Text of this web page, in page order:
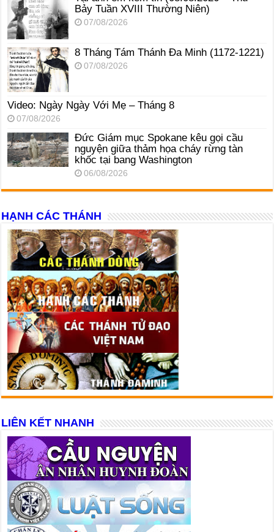
Bảy Tuần XVIII Thường Niên)
07/08/2026
8 Tháng Tám Thánh Ða Minh (1172-1221)
07/08/2026
Video: Ngày Ngày Với Mẹ – Tháng 8
07/08/2026
Đức Giám mục Spokane kêu gọi cầu
nguyện giữa thảm họa cháy rừng tàn
khốc tại bang Washington
06/08/2026
HẠNH CÁC THÁNH
LIÊN KẾT NHANH